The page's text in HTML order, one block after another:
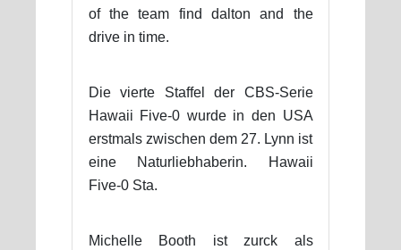
of the team find dalton and the
drive in time.
Die vierte Staffel der CBS-Serie
Hawaii Five-0 wurde in den USA
erstmals zwischen dem 27. Lynn ist
eine Naturliebhaberin. Hawaii
Five-0 Sta.
Michelle Booth ist zurck als